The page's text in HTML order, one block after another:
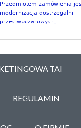
Przedmiotem zamówienia
modernizacja dostrzegalni
przeciwpożarowych,...
TAI
REGULAMIN